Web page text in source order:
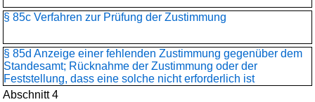
§ 85c Verfahren zur Prüfung der Zustimmung
§ 85d Anzeige einer fehlenden Zustimmung gegenüber dem
Standesamt; Rücknahme der Zustimmung oder der
Feststellung, dass eine solche nicht erforderlich ist
Abschnitt 4